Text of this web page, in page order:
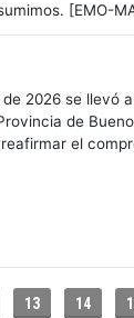
[EMO-
2026 se
de
el
13 14